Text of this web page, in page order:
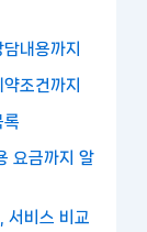
내용까지
조건까지
록
요금까지 알
서비스 비교